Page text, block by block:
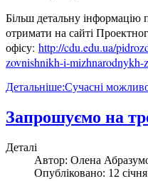
Більш детальну інформацію
отримати на сайті
офісу: http://cdu.edu.ua/
zovnishnikh-i-
Детальніше:Сучасні
Запрошуємо на
Деталі
Автор: Олена
Опубліковано: 12